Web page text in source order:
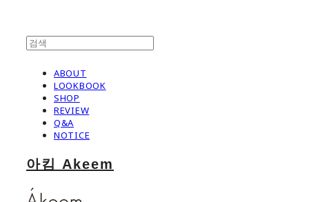
ABOUT
LOOKBOOK
SHOP
REVIEW
Q&A
NOTICE
아킴 Akeem